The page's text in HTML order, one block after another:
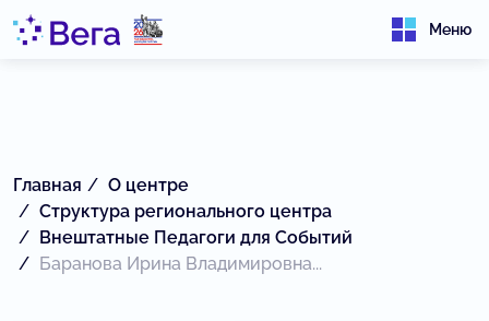
Меню
Главная
О центре
Структура регионального центра
Внештатные Педагоги для Событий
Баранова Ирина Владимировна...